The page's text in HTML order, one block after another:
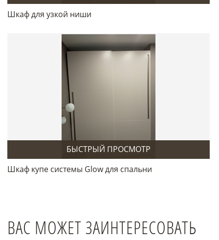
Шкаф для узкой ниши
БЫСТРЫЙ ПРОСМОТР
Шкаф купе системы Glow для спальни
ВАС МОЖЕТ ЗАИНТЕРЕСОВАТЬ